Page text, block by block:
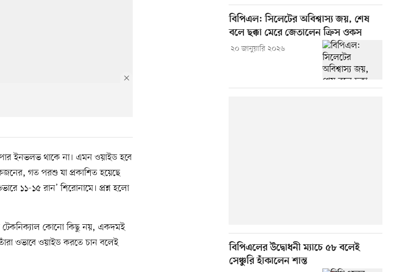
ইনভলভ থাকে না। এমন ওয়াইড হবে
গত পরশু যা প্রকাশিত হয়েছে
১১-১৫ রান’ শিরোনামে। প্রশ্ন হলো
টেকনিক্যাল কোনো কিছু নয়, একদমই
ওভাবে ওয়াইড করতে চান বলেই
বিপিএল: সিলেটের অবিশ্বাস্য জয়, শেষ
বলে ছক্কা মেরে জেতালেন ক্রিস ওকস
২০ জানুয়ারি ২০২৬
বিপিএলের উদ্বোধনী ম্যাচে ৫৮ বলেই
সেঞ্চুরি হাঁকালেন শান্ত